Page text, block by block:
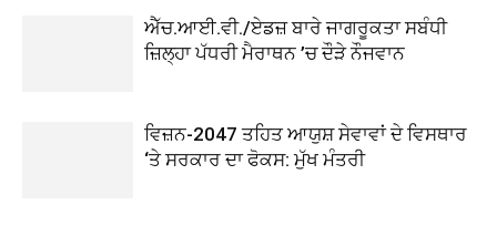
ਐੱਚ.ਆਈ.ਵੀ./ਏਡਜ਼ ਬਾਰੇ ਜਾਗਰੂਕਤਾ ਸਬੰਧੀ
ਜ਼ਿਲ੍ਹਾ ਪੱਧਰੀ ਮੈਰਾਥਨ ’ਚ ਦੌੜੇ ਨੌਜਵਾਨ
ਵਿਜ਼ਨ-2047 ਤਹਿਤ ਆਯੁਸ਼ ਸੇਵਾਵਾਂ ਦੇ ਵਿਸਥਾਰ
‘ਤੇ ਸਰਕਾਰ ਦਾ ਫੋਕਸ: ਮੁੱਖ ਮੰਤਰੀ